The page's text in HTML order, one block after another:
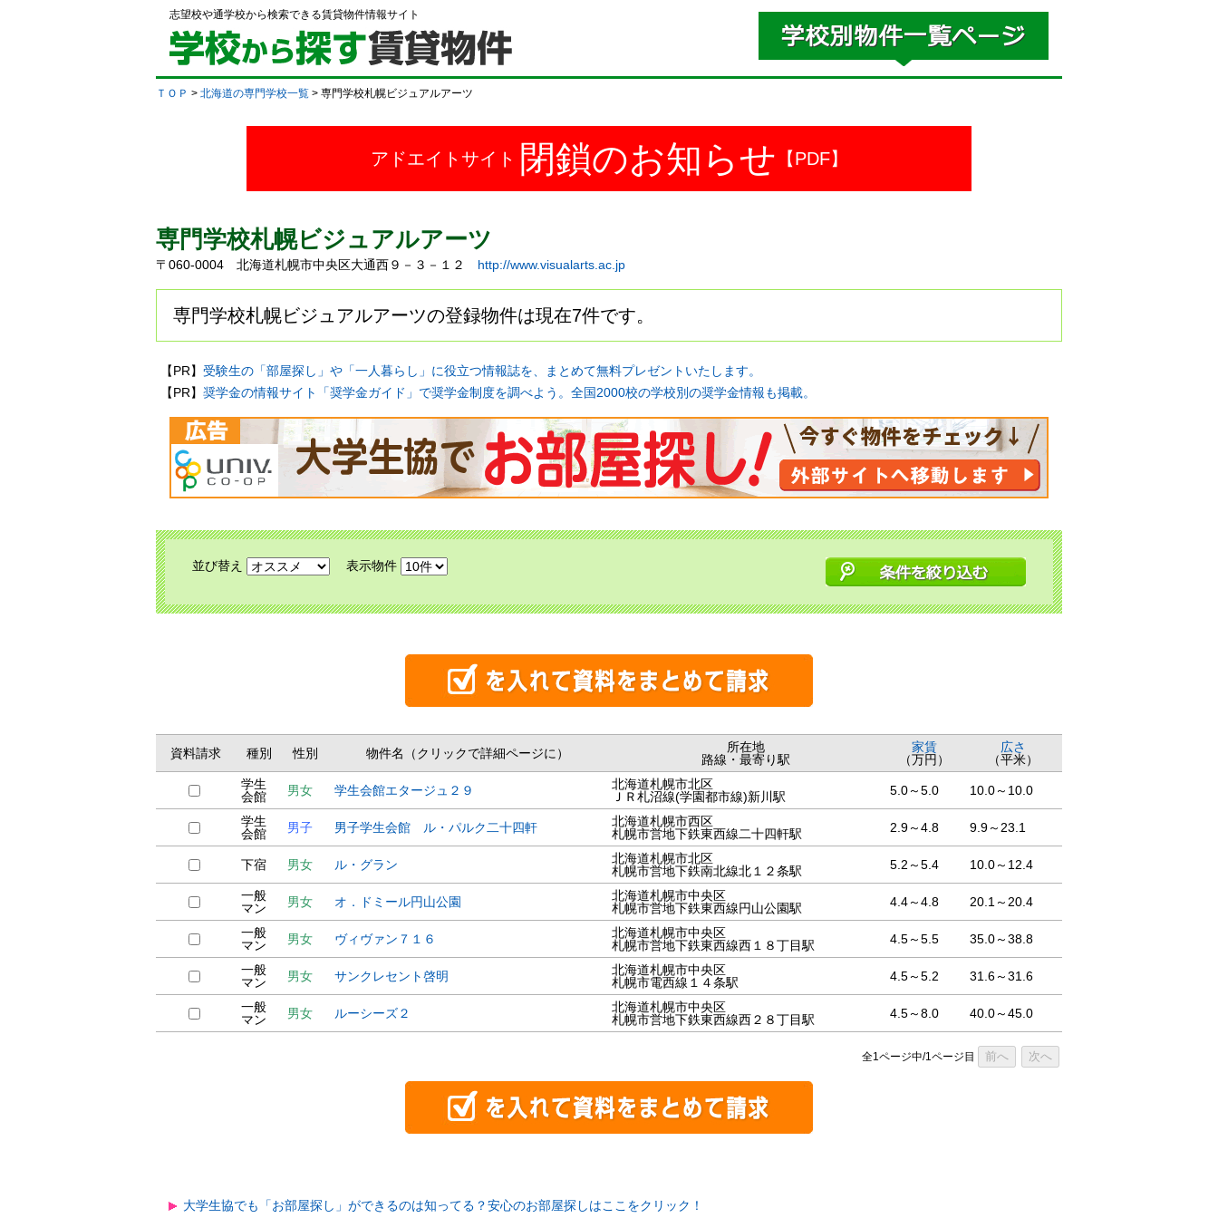
志望校や通学校から検索できる賃貸物件情報サイト
ＴＯＰ > 北海道の専門学校一覧 > 専門学校札幌ビジュアルアーツ
アドエイトサイト 閉鎖のお知らせ 【PDF】
専門学校札幌ビジュアルアーツ
〒060-0004 北海道札幌市中央区大通西９－３－１２ http://www.visualarts.ac.jp
専門学校札幌ビジュアルアーツの登録物件は現在7件です。
【PR】 受験生の「部屋探し」や「一人暮らし」に役立つ情報誌を、まとめて無料プレゼントいたします。
【PR】 奨学金の情報サイト「奨学金ガイド」で奨学金制度を調べよう。全国2000校の学校別の奨学金情報も掲載。
並び替え 表示物件
資料請求 種別 性別 物件名（クリックで詳細ページに）
所在地
路線・最寄り駅
家賃
（万円）
広さ
（平米）
学生
会館
男女 学生会館エタージュ２９
北海道札幌市北区
ＪＲ札沼線(学園都市線)新川駅
5.0～5.0 10.0～10.0
学生
会館
男子 男子学生会館 ル・パルク二十四軒
北海道札幌市西区
札幌市営地下鉄東西線二十四軒駅
2.9～4.8 9.9～23.1
下宿 男女 ル・グラン
北海道札幌市北区
札幌市営地下鉄南北線北１２条駅
5.2～5.4 10.0～12.4
一般
マン
男女 オ．ドミール円山公園
北海道札幌市中央区
札幌市営地下鉄東西線円山公園駅
4.4～4.8 20.1～20.4
一般
マン
男女 ヴィヴァン７１６
北海道札幌市中央区
札幌市営地下鉄東西線西１８丁目駅
4.5～5.5 35.0～38.8
一般
マン
男女 サンクレセント啓明
北海道札幌市中央区
札幌市電西線１４条駅
4.5～5.2 31.6～31.6
一般
マン
男女 ルーシーズ２
北海道札幌市中央区
札幌市営地下鉄東西線西２８丁目駅
4.5～8.0 40.0～45.0
全1ページ中/1ページ目 前へ 次へ
大学生協でも「お部屋探し」ができるのは知ってる？安心のお部屋探しはここをクリック！